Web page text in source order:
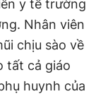
y tế trường
Nhân viên
chịu sào về
tất cả giáo
huynh của